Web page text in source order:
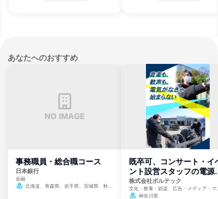
あなたへのおすすめ
事務職員・総合職コース
日本銀行
金融
北海道、青森県、岩手県、宮城県、秋田
既卒可、コンサート・イ
ント設営スタッフの電源
門
株式会社ボルテック
文化・教養・娯楽、広告・メディア・マ
ミ、電力・ガス・水道・エネルギー
神奈川県